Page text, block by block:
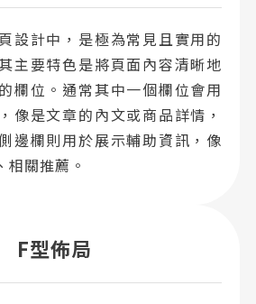
設計中，是極為常見且實用的
主要特色是將頁面內容清晰地
欄位。通常其中一個欄位會用
像是文章的內文或商品詳情，
邊欄則用於展示輔助資訊，像
相關推薦。
F型佈局